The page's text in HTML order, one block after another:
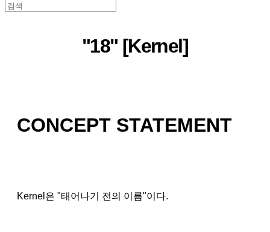
"18" [Kernel]
CONCEPT STATEMENT
Kernel은 "태어나기 전의 이름"이다.